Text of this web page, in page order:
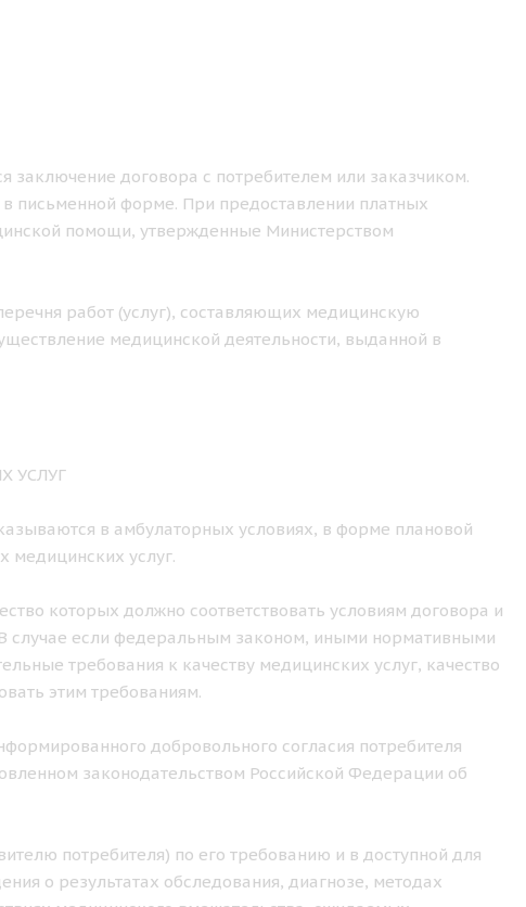
заключение договора с потребителем или заказчиком.
письменной форме. При предоставлении платных
помощи, утвержденные Министерством
работ (услуг), составляющих медицинскую
медицинской деятельности, выданной в
УСЛУГ
в амбулаторных условиях, в форме плановой
медицинских услуг.
которых должно соответствовать условиям договора и
случае если федеральным законом, иными нормативными
требования к качеству медицинских услуг, качество
этим требованиям.
добровольного согласия потребителя
законодательством Российской Федерации об
потребителя) по его требованию и в доступной для
о результатах обследования, диагнозе, методах